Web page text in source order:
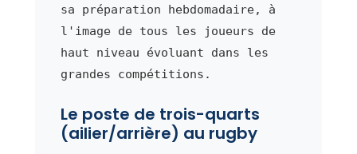
sa préparation hebdomadaire, à
l'image de tous les joueurs de
haut niveau évoluant dans les
grandes compétitions.
Le poste de trois-quarts
(ailier/arrière) au rugby